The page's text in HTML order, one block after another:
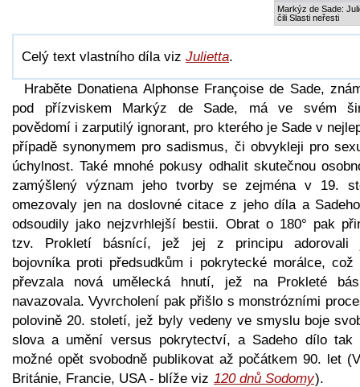
Markýz de Sade:
čili Slasti neřesti
Celý text vlastního díla viz Julietta.
Hraběte Donatiena Alphonse Françoise de Sade,
pod přízviskem Markýz de Sade, má ve svém
povědomí i zarputilý ignorant, pro kterého je Sade v
případě synonymem pro sadismus, či obvykleji pro
úchylnost. Také mnohé pokusy odhalit skutečnou
zamýšlený význam jeho tvorby se zejména v 19.
omezovaly jen na doslovné citace z jeho díla a
odsoudily jako nejzvrhlejší bestii. Obrat o 180° pak
tzv. Prokletí básnící, jež jej z principu adorovali
bojovníka proti předsudkům i pokrytecké morálce, což
převzala nová umělecká hnutí, jež na Prokleté
navazovala. Vyvrcholení pak přišlo s monstrózními
polovině 20. století, jež byly vedeny ve smyslu boje
slova a umění versus pokrytectví, a Sadeho dílo tak
možné opět svobodně publikovat až počátkem 90. let
Británie, Francie, USA - blíže viz 120 dnů Sodomy).